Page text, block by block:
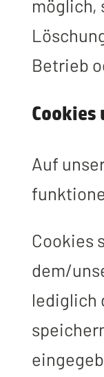
möglich,
Betrieb
Cookies
Auf
Cookies
dem/
lediglich